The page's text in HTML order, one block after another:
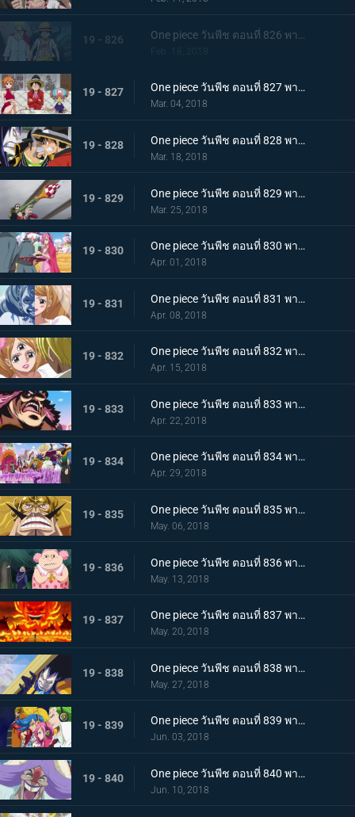
19 - 826
Feb. 18, 2018
19 - 827 One piece วันพีช ตอนที่ 827 พากย์ไทย ประชุมลับ ลูฟี่ VS กลุ่มโจรสลัดไฟเออร์แทงก์
Mar. 04, 2018
19 - 828 One piece วันพีช ตอนที่ 828 พากย์ไทย ข้อตกลงมรณะ กองกำลังพันธมิตรลูฟี่ & เบจ
Mar. 18, 2018
19 - 829 One piece วันพีช ตอนที่ 829 พากย์ไทย ลูฟี่กับแผนลับ งานเลี้ยงใกล้เปิดฉาก ! แผนร้ายพิธีแต่งงาน
Mar. 25, 2018
19 - 830 One piece วันพีช ตอนที่ 830 พากย์ไทย ครอบครัวรวมตัว เริ่มแล้ว ! งานเลี้ยงน้ำชานรก
Apr. 01, 2018
19 - 831 One piece วันพีช ตอนที่ 831 พากย์ไทย คู่รักหน้ากาก ซันจิ พุดดิ้งเข้าสู่พิธี
Apr. 08, 2018
19 - 832 One piece วันพีช ตอนที่ 832 พากย์ไทย จูบมรณะ แผนลอบสังหารสี่จักรพรรดิ เริ่มแล้ว
Apr. 15, 2018
19 - 833 One piece วันพีช ตอนที่ 833 พากย์ไทย คืนจอกเหล้าสาบาน การชดใช้ของลูกผู้ชายจินเบ
Apr. 22, 2018
19 - 834 One piece วันพีช ตอนที่ 834 พากย์ไทย แผนการล้มเหลว ? การโต้กลับของกลุ่มโจรสลัดบิ๊กมัม
Apr. 29, 2018
19 - 835 One piece วันพีช ตอนที่ 835 พากย์ไทย วิ่งไปเลยซันจิ SOS! เจอร์ม่า 66
May. 06, 2018
19 - 836 One piece วันพีช ตอนที่ 836 พากย์ไทย ความลับของมัม เอลบัฟและสัตว์ประหลาดตัวน้อย
May. 13, 2018
19 - 837 One piece วันพีช ตอนที่ 837 พากย์ไทย วันเกิดของมัม และวันที่คาราเมลหายไป
May. 20, 2018
19 - 838 One piece วันพีช ตอนที่ 838 พากย์ไทย ลั่นไกอาวุธสังหาร เวลาแห่งการลอบสังหารบิ๊กมัม
May. 27, 2018
19 - 839 One piece วันพีช ตอนที่ 839 พากย์ไทย กองทัพที่ชั่วร้าย แปลงร่าง! เจลม่า 66!
Jun. 03, 2018
19 - 840 One piece วันพีช ตอนที่ 840 พากย์ไทย การตัดสัมพันธ์พ่อลูก! ซันจิกับจั๊ด!
Jun. 10, 2018